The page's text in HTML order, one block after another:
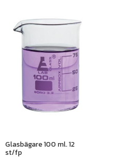
Glasbägare 100 ml. 12
st/fp